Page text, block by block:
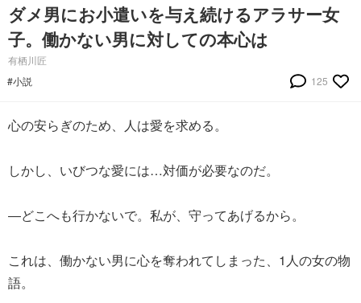
ダメ男にお小遣いを与え続けるアラサー女
子。働かない男に対しての本心は
有栖川匠
#小説
125
心の安らぎのため、人は愛を求める。
しかし、いびつな愛には…対価が必要なのだ。
―どこへも行かないで。私が、守ってあげるから。
これは、働かない男に心を奪われてしまった、1人の女の物
語。